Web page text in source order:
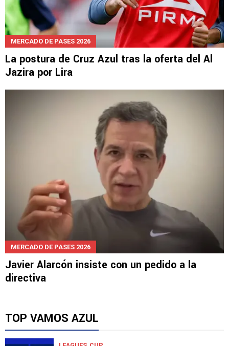
La postura de Cruz Azul tras la oferta del Al
Javier Alarcón insiste con un pedido a la
directiva